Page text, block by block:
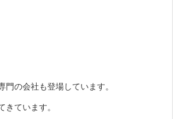
の会社も登場しています。
ています。